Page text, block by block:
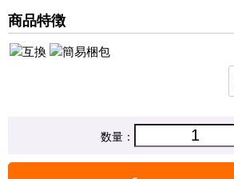
商品特徴
数量：